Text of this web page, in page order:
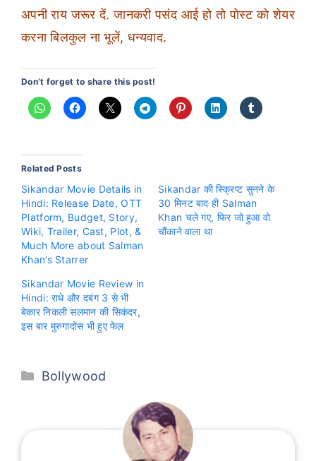
अपनी राय जरूर दें. जानकरी पसंद आई हो तो पोस्ट को शेयर
करना बिलकुल ना भूलें, धन्यवाद.
Don’t forget to share this post!
Related Posts
Sikandar Movie Details in
Hindi: Release Date, OTT
Platform, Budget, Story,
Wiki, Trailer, Cast, Plot, &
Much More about Salman
Khan’s Starrer
Sikandar की स्क्रिप्ट सुनने के
30 मिनट बाद ही Salman
Khan चले गए, फिर जो हुआ वो
चौंकाने वाला था
Sikandar Movie Review in
Hindi: राधे और दबंग 3 से भी
बेकार निकली सलमान की सिकंदर,
इस बार मुरुगादोस भी हुए फेल
Categories
Bollywood